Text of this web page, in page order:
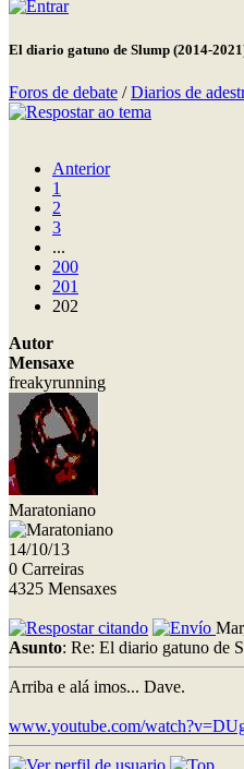
El diario gatuno de Slump (2014-
Foros de debate /Diarios de
Anterior
1
2
3
...
200
201
202
Autor
Mensaxe
freakyrunning
Maratoniano
14/10/13
0 Carreiras
4325 Mensaxes
Asunto: Re: El diario gatuno de
Arriba e alá imos... Dave.
www.youtube.com/